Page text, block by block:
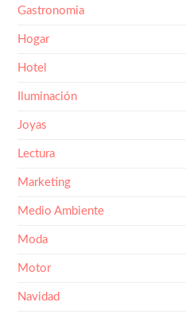
Gastronomia
Hogar
Hotel
Iluminación
Joyas
Lectura
Marketing
Medio Ambiente
Moda
Motor
Navidad